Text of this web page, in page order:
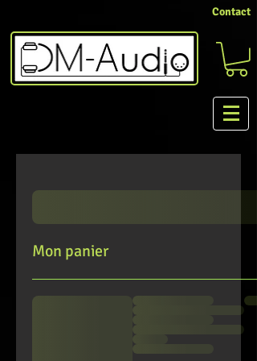
Contact
Mon panier